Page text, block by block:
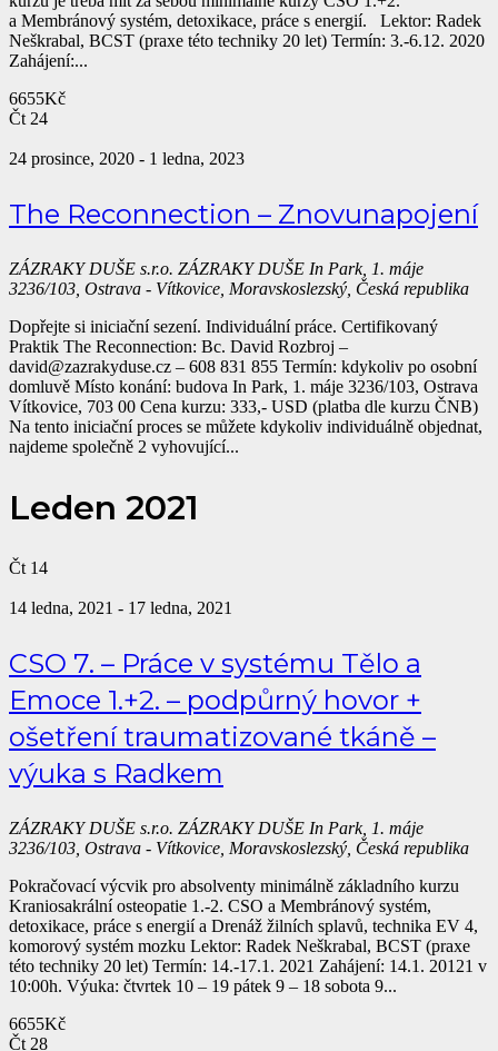
a Membránový systém, detoxikace, práce s energií. Lektor: Radek
Neškrabal, BCST (praxe této techniky 20 let) Termín: 3.-6.12. 2020
Zahájení:...
6655Kč
Čt 24
24 prosince, 2020 - 1 ledna, 2023
The Reconnection – Znovunapojení
ZÁZRAKY DUŠE s.r.o. ZÁZRAKY DUŠE In Park, 1. máje
3236/103, Ostrava - Vítkovice, Moravskoslezský, Česká republika
Dopřejte si iniciační sezení. Individuální práce. Certifikovaný
Praktik The Reconnection: Bc. David Rozbroj –
david@zazrakyduse.cz – 608 831 855 Termín: kdykoliv po osobní
domluvě Místo konání: budova In Park, 1. máje 3236/103, Ostrava
Vítkovice, 703 00 Cena kurzu: 333,- USD (platba dle kurzu ČNB)
Na tento iniciační proces se můžete kdykoliv individuálně objednat,
najdeme společně 2 vyhovující...
Leden 2021
Čt 14
14 ledna, 2021 - 17 ledna, 2021
CSO 7. – Práce v systému Tělo a
Emoce 1.+2. – podpůrný hovor +
ošetření traumatizované tkáně –
výuka s Radkem
ZÁZRAKY DUŠE s.r.o. ZÁZRAKY DUŠE In Park, 1. máje
3236/103, Ostrava - Vítkovice, Moravskoslezský, Česká republika
Pokračovací výcvik pro absolventy minimálně základního kurzu
Kraniosakrální osteopatie 1.-2. CSO a Membránový systém,
detoxikace, práce s energií a Drenáž žilních splavů, technika EV 4,
komorový systém mozku Lektor: Radek Neškrabal, BCST (praxe
této techniky 20 let) Termín: 14.-17.1. 2021 Zahájení: 14.1. 20121 v
10:00h. Výuka: čtvrtek 10 – 19 pátek 9 – 18 sobota 9...
6655Kč
Čt 28